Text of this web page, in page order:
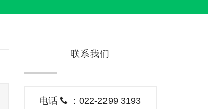
联系我们
电话 ：022-2299 3193